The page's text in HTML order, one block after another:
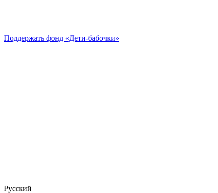
Поддержать фонд «Дети-бабочки»
Русский